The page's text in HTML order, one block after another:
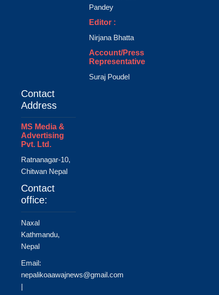
Pandey
Editor :
Nirjana Bhatta
Account/Press
Representative
Suraj Poudel
Contact
Address
MS Media &
Advertising
Pvt. Ltd.
Ratnanagar-10,
Chitwan Nepal
Contact
office:
Naxal
Kathmandu,
Nepal
Email:
nepalikoaawajnews@gmail.com
|